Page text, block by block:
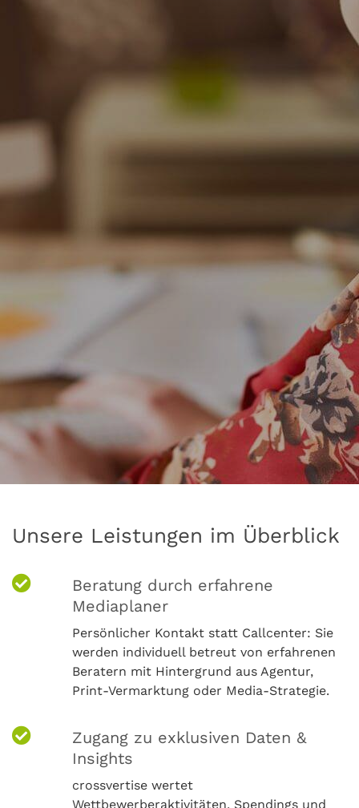
Unsere Leistungen im Überblick
Beratung durch erfahrene
Mediaplaner
Persönlicher Kontakt statt Callcenter: Sie
werden individuell betreut von erfahrenen
Beratern mit Hintergrund aus Agentur,
Print-Vermarktung oder Media-Strategie.
Zugang zu exklusiven Daten &
Insights
crossvertise wertet
Wettbewerberaktivitäten, Spendings und